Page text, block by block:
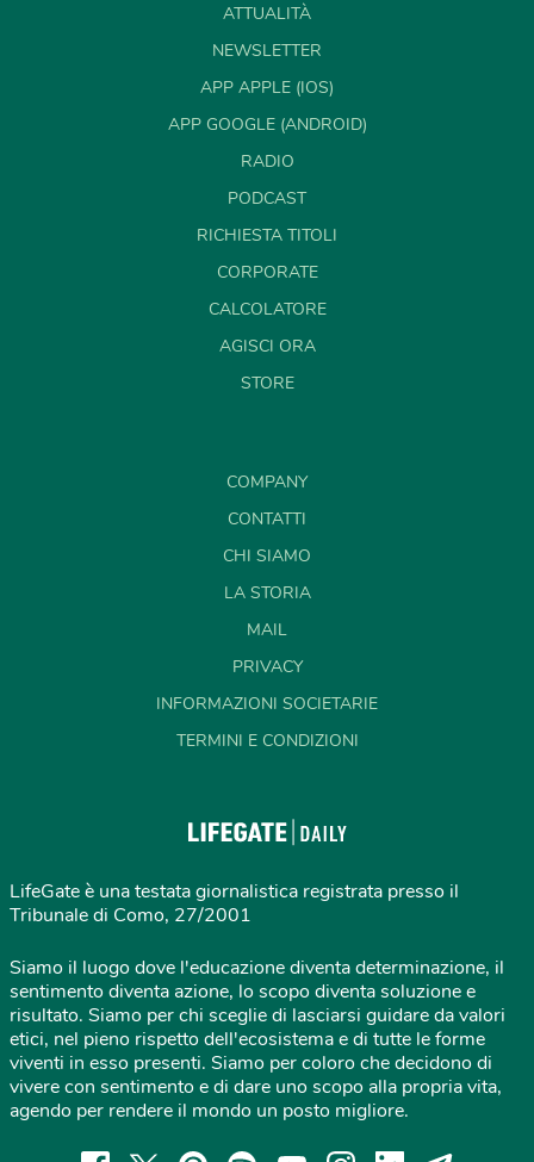
ATTUALITÀ
NEWSLETTER
APP APPLE (IOS)
APP GOOGLE (ANDROID)
RADIO
PODCAST
RICHIESTA TITOLI
CORPORATE
CALCOLATORE
AGISCI ORA
STORE
COMPANY
CONTATTI
CHI SIAMO
LA STORIA
MAIL
PRIVACY
INFORMAZIONI SOCIETARIE
TERMINI E CONDIZIONI
LifeGate è una testata giornalistica registrata presso il
Tribunale di Como, 27/2001
Siamo il luogo dove l'educazione diventa determinazione, il
sentimento diventa azione, lo scopo diventa soluzione e
risultato. Siamo per chi sceglie di lasciarsi guidare da valori
etici, nel pieno rispetto dell'ecosistema e di tutte le forme
viventi in esso presenti. Siamo per coloro che decidono di
vivere con sentimento e di dare uno scopo alla propria vita,
agendo per rendere il mondo un posto migliore.